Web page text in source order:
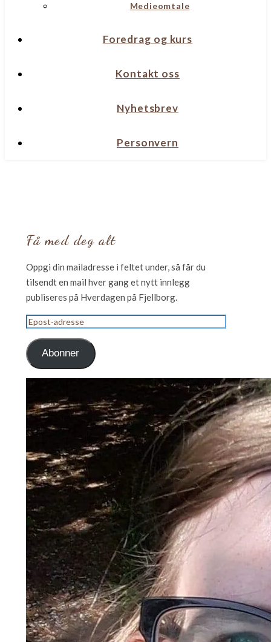
Medieomtale
Foredrag og kurs
Kontakt oss
Nyhetsbrev
Personvern
Få med deg alt
Oppgi din mailadresse i feltet under, så får du
tilsendt en mail hver gang et nytt innlegg
publiseres på Hverdagen på Fjellborg.
Epost-
adresse
Abonner